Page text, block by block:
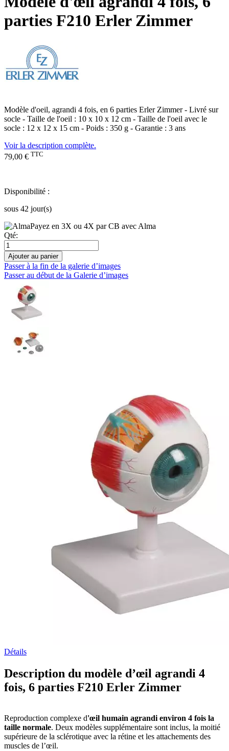
parties F210 Erler Zimmer
Modèle d'oeil, agrandi 4 fois, en 6 parties Erler Zimmer - Livré sur
socle - Taille de l'oeil : 10 x 10 x 12 cm - Taille de l'oeil avec le
socle : 12 x 12 x 15 cm - Poids : 350 g - Garantie : 3 ans
Voir la description complète.
79,00 € TTC
Disponibilité :
sous 42 jour(s)
Payez en 3X ou 4X par CB avec Alma
Qté:
Ajouter au panier
Passer à la fin de la galerie d’images
Passer au début de la Galerie d’images
Détails
Description du modèle d’œil agrandi 4
fois, 6 parties F210 Erler Zimmer
Reproduction complexe d'œil humain agrandi environ 4 fois la
taille normale. Deux modèles supplémentaire sont inclus, la moitié
supérieure de la sclérotique avec la rétine et les attachements des
muscles de l’œil.